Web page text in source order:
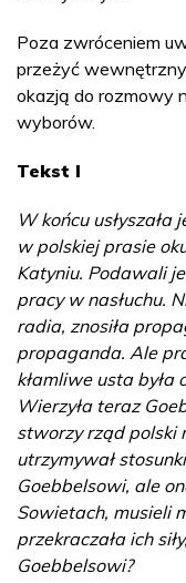
Poza zwróceniem
przeżyć
okazją do rozmowy
wyborów.
Tekst I
W końcu
w polskiej prasie
Katyniu. Podawali
pracy w nasłuchu.
radia, znosiła
propaganda. Ale
kłamliwe usta była
Wierzyła teraz
stworzy rząd polski
utrzymywał
Goebbelsowi, ale
Sowietach, musieli
przekraczała ich
Goebbelsowi?